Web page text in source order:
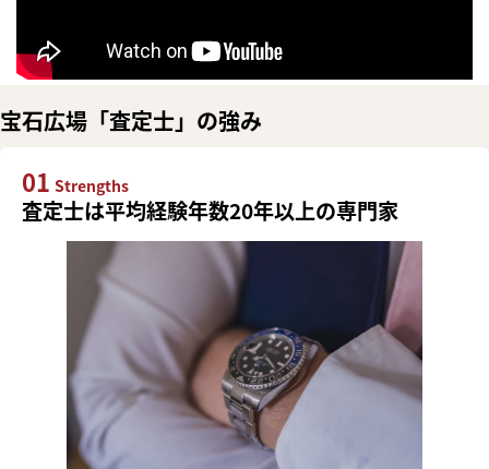
宝石広場「査定士」の強み
01 Strengths
査定士は平均経験年数20年以上の専門家